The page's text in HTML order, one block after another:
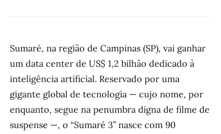
Sumaré, na região de Campinas (SP), vai ganhar
um data center de US$ 1,2 bilhão dedicado à
inteligência artificial. Reservado por uma
gigante global de tecnologia — cujo nome, por
enquanto, segue na penumbra digna de filme de
suspense —, o “Sumaré 3” nasce com 90